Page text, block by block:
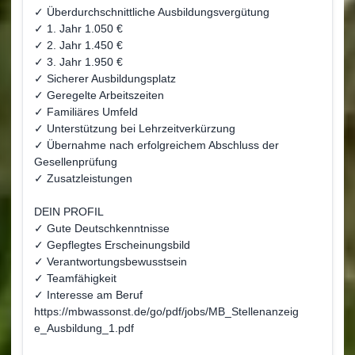
✓ Überdurchschnittliche Ausbildungsvergütung
✓ 1. Jahr 1.050 €
✓ 2. Jahr 1.450 €
✓ 3. Jahr 1.950 €
✓ Sicherer Ausbildungsplatz
✓ Geregelte Arbeitszeiten
✓ Familiäres Umfeld
✓ Unterstützung bei Lehrzeitverkürzung
✓ Übernahme nach erfolgreichem Abschluss der
Gesellenprüfung
✓ Zusatzleistungen
DEIN PROFIL
✓ Gute Deutschkenntnisse
✓ Gepflegtes Erscheinungsbild
✓ Verantwortungsbewusstsein
✓ Teamfähigkeit
✓ Interesse am Beruf
https://mbwassonst.de/go/pdf/jobs/MB_Stellenanzeig
e_Ausbildung_1.pdf